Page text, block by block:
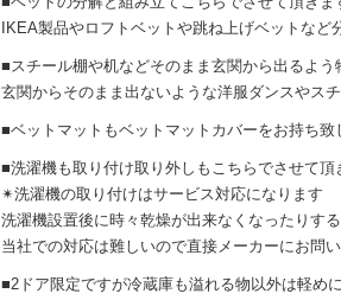
IKEA製品やロフトベットや跳ね上げベットな
■スチール棚や机などそのまま玄関から出るよう
玄関からそのまま出ないような洋服ダンスやス
■ベットマットもベットマットカバーをお持ち
■洗濯機も取り付け取り外しもこちらでさせて
✴︎洗濯機の取り付けはサービス対応になります
洗濯機設置後に時々乾燥が出来なくなったりす
当社での対応は難しいので直接メーカーにお問
■2ドア限定ですが冷蔵庫も溢れる物以外は軽め